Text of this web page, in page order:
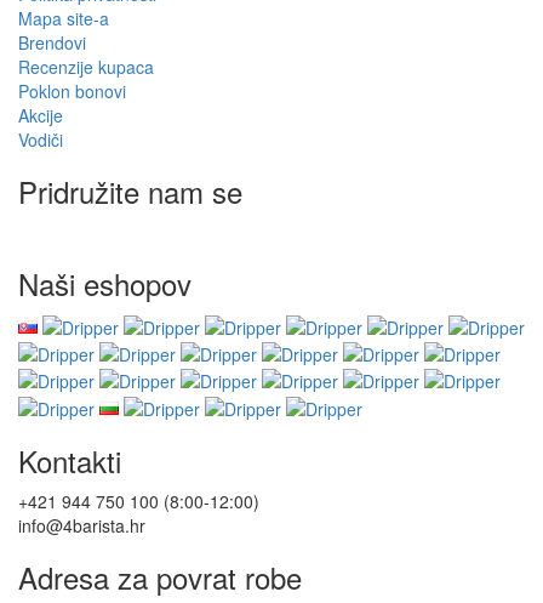
Mapa site-a
Brendovi
Recenzije kupaca
Poklon bonovi
Akcije
Vodiči
Pridružite nam se
Naši eshopov
Kontakti
+421 944 750 100 (8:00-12:00)
info@4barista.hr
Adresa za povrat robe